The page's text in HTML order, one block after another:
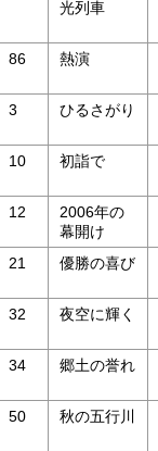
光列車
86 熱演
3 ひるさがり
10 初詣で
12
2006年の
幕開け
21 優勝の喜び
32 夜空に輝く
34 郷土の誉れ
50 秋の五行川